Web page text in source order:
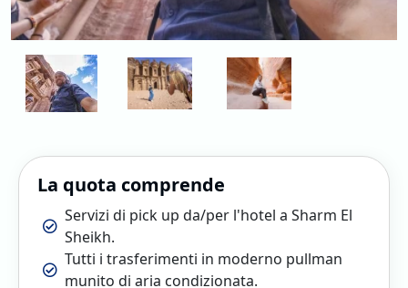
La quota comprende
Servizi di pick up da/per l'hotel a Sharm El
Sheikh.
Tutti i trasferimenti in moderno pullman
munito di aria condizionata.